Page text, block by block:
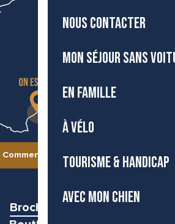
NOUS CONTACTER
MON SÉJOUR SANS
EN FAMILLE
À VÉLO
TOURISME & HANDICAP
AVEC MON CHIEN
Comment venir ?
Brochures